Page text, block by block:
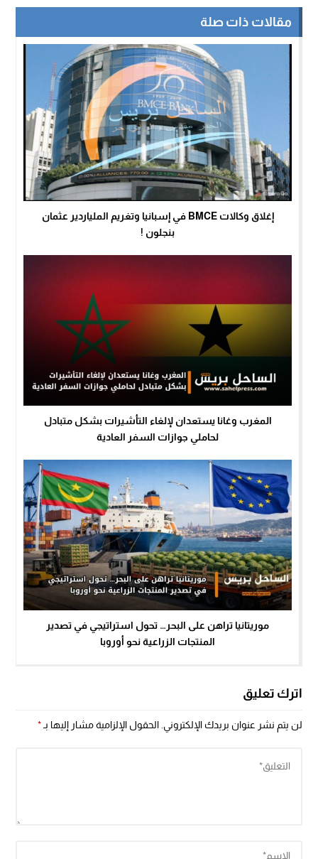
مقالات ذات صلة
إغلاق وكالات BMCE في إسبانيا وتغريم الملياردير عثمان
بنجلون !
المغرب وغانا يستعدان لإلغاء التأشيرات بشكل متبادل
لحاملي جوازات السفر العادية
موريتانيا تراهن على البحر… تحول استراتيجي في تصدير
المنتجات الزراعية نحو أوروبا
اترك تعليق
لن يتم نشر عنوان بريدك الإلكتروني. الحقول الإلزامية مشار إليها بـ*